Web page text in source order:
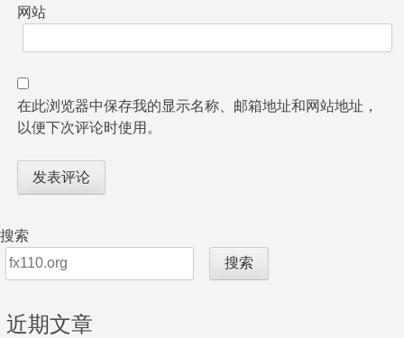
网站
在此浏览器中保存我的显示名称、邮箱地址和网站地址，
以便下次评论时使用。
搜索
搜索
近期文章